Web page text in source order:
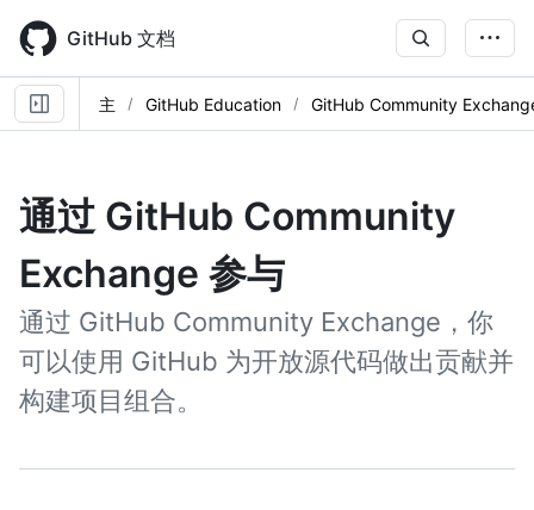
main
content
GitHub 文档
主 GitHub Education GitHub Community
通过 GitHub Community
Exchange 参与
通过 GitHub Community Exchange，你
可以使用 GitHub 为开放源代码做出贡献并
构建项目组合。